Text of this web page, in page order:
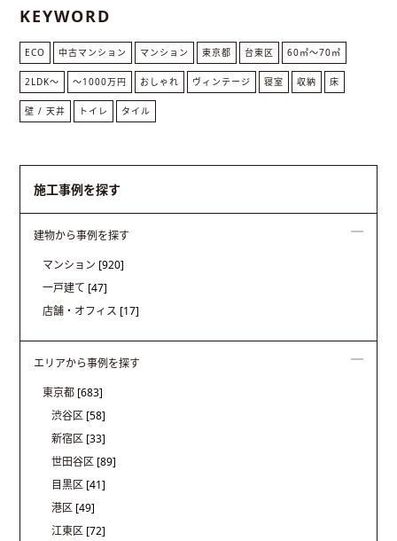
KEYWORD
ECO 中古マンション マンション 東京都 台東区 60㎡〜70㎡
2LDK〜 〜1000万円 おしゃれ ヴィンテージ 寝室 収納 床
壁 / 天井 トイレ タイル
施工事例を探す
建物から事例を探す
マンション [920]
一戸建て [47]
店舗・オフィス [17]
エリアから事例を探す
東京都 [683]
渋谷区 [58]
新宿区 [33]
世田谷区 [89]
目黒区 [41]
港区 [49]
江東区 [72]